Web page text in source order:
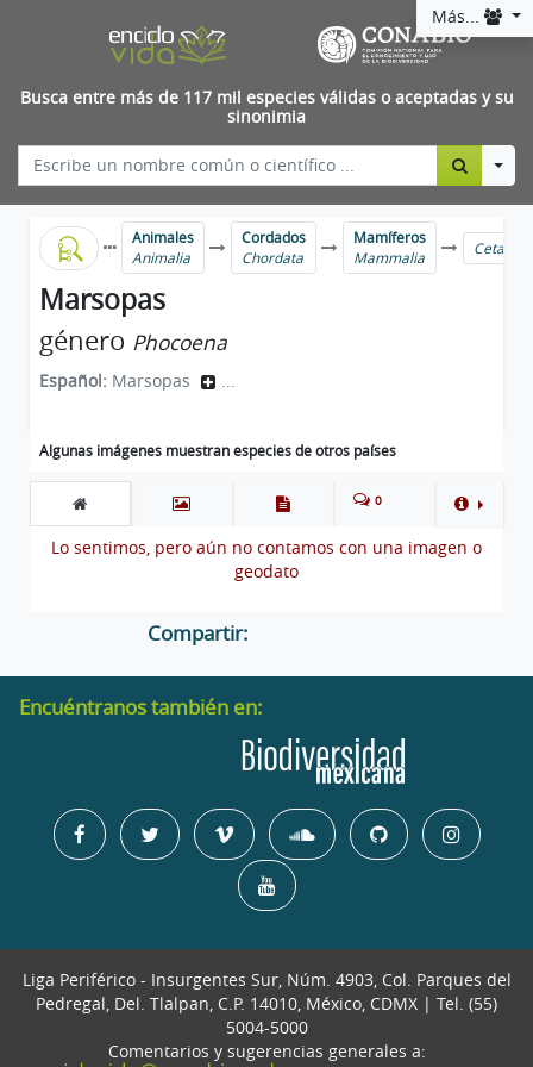
Más...
Busca entre más de 117 mil especies válidas o aceptadas y su
sinonimia
Animales
Animalia
Cordados
Chordata
Mamíferos
Mammalia
Marsopas
género Phocoena
Español: Marsopas ...
Algunas imágenes muestran especies de otros países
0
Lo sentimos, pero aún no contamos con una imagen o
geodato
Compartir:
Encuéntranos también en:
Liga Periférico - Insurgentes Sur, Núm. 4903, Col. Parques del
Pedregal, Del. Tlalpan, C.P. 14010, México, CDMX | Tel. (55)
5004-5000
Comentarios y sugerencias generales a: